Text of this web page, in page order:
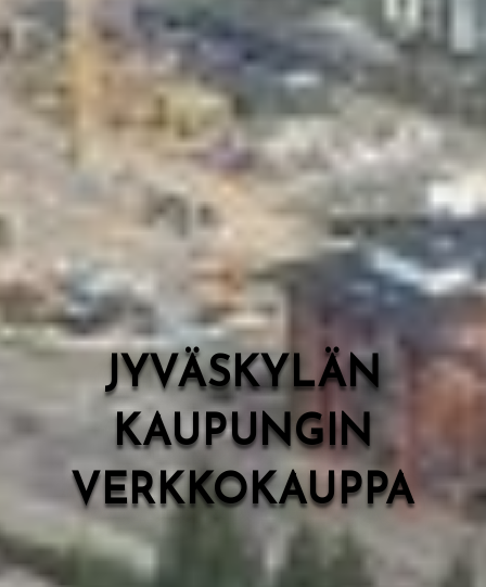
Ohje
English
JYVÄSKYLÄN
KAUPUNGIN
VERKKOKAUPPA